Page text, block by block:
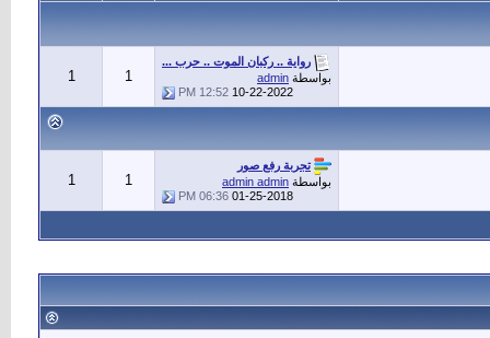
رواية .. ركبان الموت .. حرب ...
بواسطة admin
10-22-2022
12:52 PM
1
1
تجربة رفع صور
بواسطة admin admin
01-25-2018
06:36 PM
1
1